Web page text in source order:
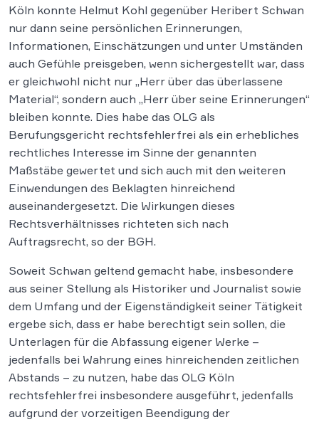
Köln konnte Helmut Kohl gegenüber Heribert Schwan
nur dann seine persönlichen Erinnerungen,
Informationen, Einschätzungen und unter Umständen
auch Gefühle preisgeben, wenn sichergestellt war, dass
er gleichwohl nicht nur „Herr über das überlassene
Material“, sondern auch „Herr über seine Erinnerungen“
bleiben konnte. Dies habe das OLG als
Berufungsgericht rechtsfehlerfrei als ein erhebliches
rechtliches Interesse im Sinne der genannten
Maßstäbe gewertet und sich auch mit den weiteren
Einwendungen des Beklagten hinreichend
auseinandergesetzt. Die Wirkungen dieses
Rechtsverhältnisses richteten sich nach
Auftragsrecht, so der BGH.
Soweit Schwan geltend gemacht habe, insbesondere
aus seiner Stellung als Historiker und Journalist sowie
dem Umfang und der Eigenständigkeit seiner Tätigkeit
ergebe sich, dass er habe berechtigt sein sollen, die
Unterlagen für die Abfassung eigener Werke –
jedenfalls bei Wahrung eines hinreichenden zeitlichen
Abstands – zu nutzen, habe das OLG Köln
rechtsfehlerfrei insbesondere ausgeführt, jedenfalls
aufgrund der vorzeitigen Beendigung der